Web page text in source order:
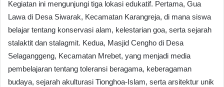
Kegiatan ini mengunjungi tiga lokasi edukatif. Pertama, Gua
Lawa di Desa Siwarak, Kecamatan Karangreja, di mana siswa
belajar tentang konservasi alam, kelestarian goa, serta sejarah
stalaktit dan stalagmit. Kedua, Masjid Cengho di Desa
Selaganggeng, Kecamatan Mrebet, yang menjadi media
pembelajaran tentang toleransi beragama, keberagaman
budaya, sejarah akulturasi Tionghoa-Islam, serta arsitektur unik